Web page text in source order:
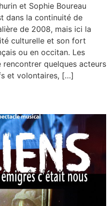
et Sophie Boureau
dans la continuité de
de 2008, mais ici la
culturelle et son fort
ou en occitan. Les
rencontrer quelques acteurs
et volontaires, […]